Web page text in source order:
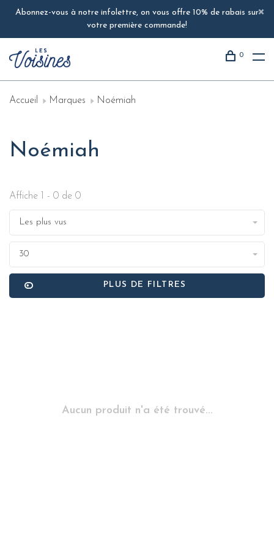
Abonnez-vous à notre infolettre, on vous offre 10% de rabais sur
votre première commande!
0
Accueil Marques Noémiah
Noémiah
Affiche 1 - 0 de 0
Les plus vus
30
PLUS DE FILTRES
Aucun produit n'a été trouvé...